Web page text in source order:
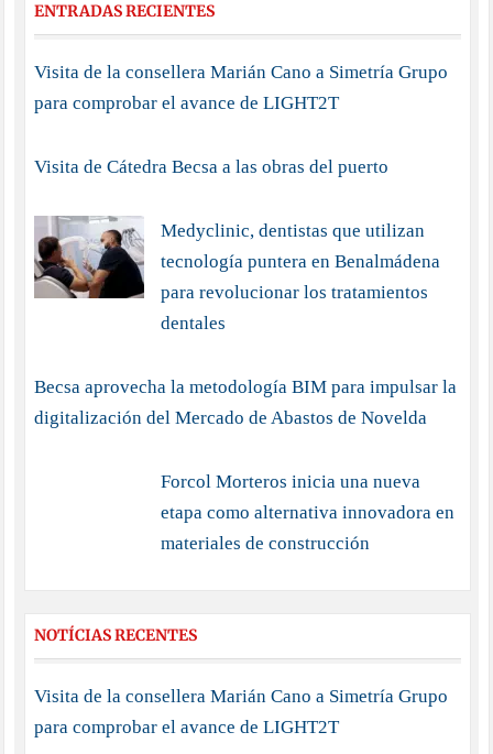
ENTRADAS RECIENTES
Visita de la consellera Marián Cano a Simetría Grupo
para comprobar el avance de LIGHT2T
Visita de Cátedra Becsa a las obras del puerto
Medyclinic, dentistas que utilizan
tecnología puntera en Benalmádena
para revolucionar los tratamientos
dentales
Becsa aprovecha la metodología BIM para impulsar la
digitalización del Mercado de Abastos de Novelda
Forcol Morteros inicia una nueva
etapa como alternativa innovadora en
materiales de construcción
NOTÍCIAS RECENTES
Visita de la consellera Marián Cano a Simetría Grupo
para comprobar el avance de LIGHT2T